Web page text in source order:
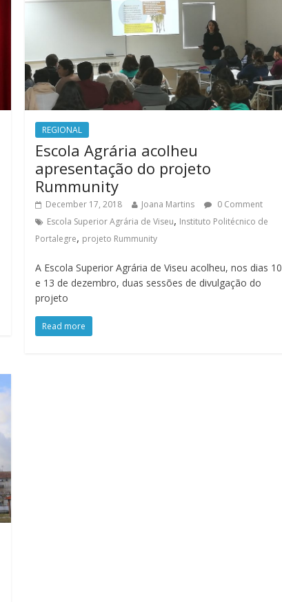
REGIONAL
Escola Agrária acolheu
apresentação do projeto
Rummunity
December 17, 2018 Joana Martins
0 Comment
Escola Superior Agrária de Viseu, Instituto Politécnico de
Portalegre, projeto Rummunity
A Escola Superior Agrária de Viseu acolheu, nos dias 10
e 13 de dezembro, duas sessões de divulgação do
projeto
Read more